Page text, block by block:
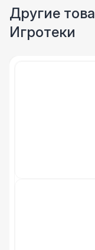
Другие
Игротеки